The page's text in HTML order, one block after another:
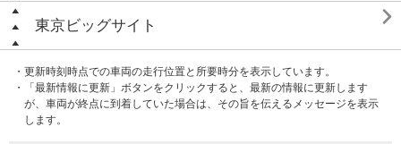
東京ビッグサイト 
・更新時刻時点での車両の走行位置と所要時分を表示しています。
・「最新情報に更新」ボタンをクリックすると、最新の情報に更新します
が、車両が終点に到着していた場合は、その旨を伝えるメッセージを表示
します。